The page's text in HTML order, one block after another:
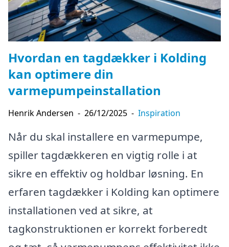
Hvordan en tagdækker i Kolding
kan optimere din
varmepumpeinstallation
Henrik Andersen - 26/12/2025 - Inspiration
Når du skal installere en varmepumpe,
spiller tagdækkeren en vigtig rolle i at
sikre en effektiv og holdbar løsning. En
erfaren tagdækker i Kolding kan optimere
installationen ved at sikre, at
tagkonstruktionen er korrekt forberedt